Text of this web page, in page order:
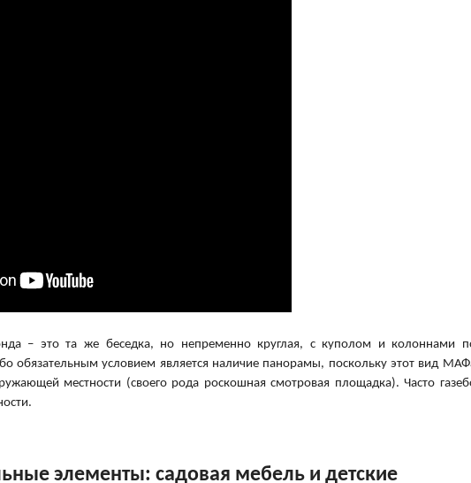
– это та же беседка, но непременно круглая, с куполом и колоннами
обязательным условием является наличие панорамы, поскольку этот вид
местности (своего рода роскошная смотровая площадка). Часто
элементы: садовая мебель и детские